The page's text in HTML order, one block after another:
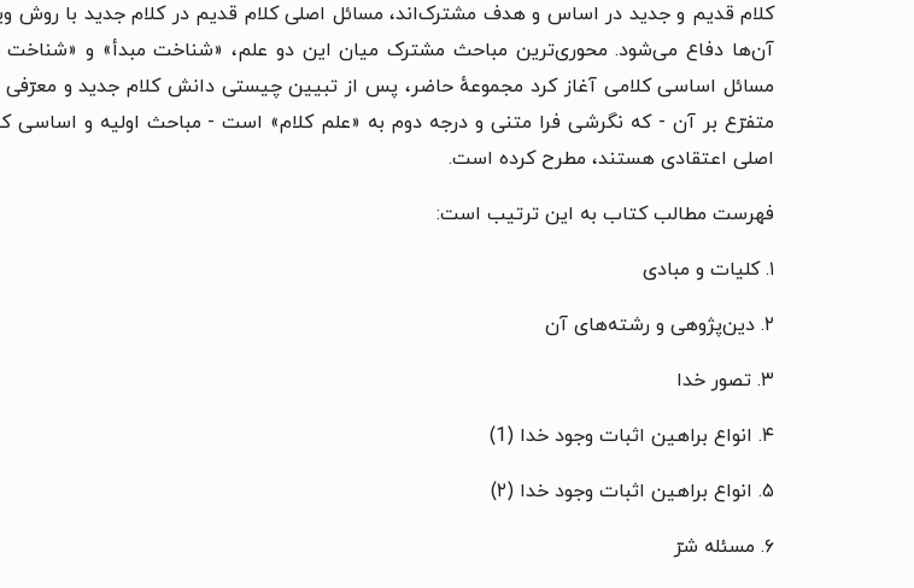
کلام قدیم و جدید در اساس و هدف مشترک‌اند، مسائل اصلی کلام قدیم در کلام جدید با روش
آن‌ها دفاع می‌شود. محوری‌ترین مباحث مشترک میان این دو علم، «شناخت مبدأ» و «شناخت
مسائل اساسی کلامی آغاز کرد مجموعهٔ حاضر، پس از تبیین چیستی دانش کلام جدید و
متفرّع بر آن - که نگرشی فرا متنی و درجه دوم به «علم کلام» است - مباحث اولیه و اساسی
اصلی اعتقادی هستند، مطرح کرده است.
فهرست مطالب کتاب به این ترتیب است:
۱. کلیات و مبادی
۲. دین‌پژوهی و رشته‌های آن
۳. تصور خدا
۴. انواع براهین اثبات وجود خدا (1)
۵. انواع براهین اثبات وجود خدا (۲)
۶. مسئله شرّ